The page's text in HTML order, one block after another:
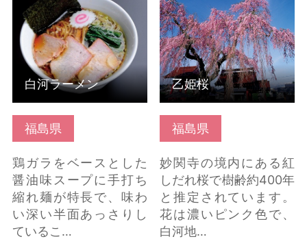
福島県
鶏ガラをベースとした
醤油味スープに手打ち
縮れ麺が特長で、味わ
い深い半面あっさりし
ているこ…
白河ラーメン
福島県
妙関寺の境内にある紅
しだれ桜で樹齢約400年
と推定されています。
花は濃いピンク色で、
白河地…
乙姫桜